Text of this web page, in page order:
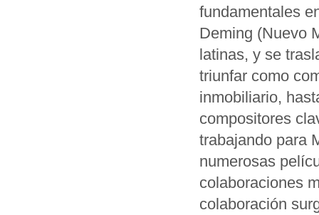
fundamentales
Deming (Nuevo
latinas, y se
triunfar como
inmobiliario,
compositores
trabajando para
numerosas
colaboraciones
colaboración